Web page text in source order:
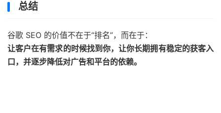
总结
谷歌 SEO 的价值不在于“排名”，而在于：
让客户在有需求的时候找到你，让你长期拥有稳定的获客入
口，并逐步降低对广告和平台的依赖。